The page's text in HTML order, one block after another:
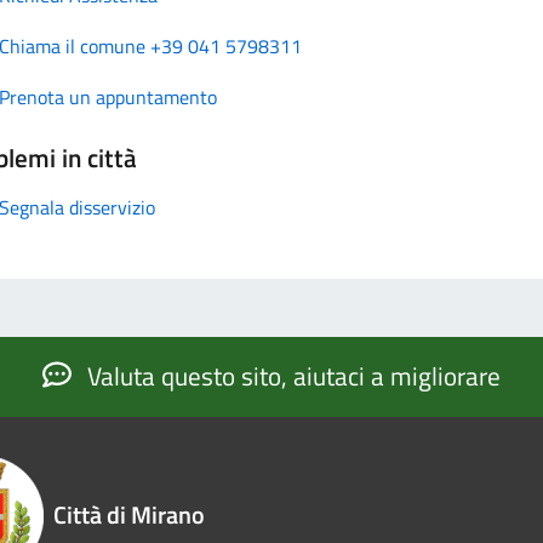
Chiama il comune +39 041 5798311
Prenota un appuntamento
in città
Segnala disservizio
Valuta questo sito, aiutaci a migliorare
Città di Mirano